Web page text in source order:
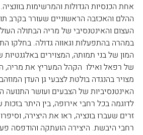
אחת הכנסיות הגדולות והמרשימות בוונציה.
ההלם והאכזבה הראשוניים שעורר בקרב
העצום והאינטנסיבי של מריה הבתולה
במהרה בהתפעלות וגאווה גדולה. בחלקו
המון של בני תמותה, המצוירים
של רפאל ואילו  הקהל המעריץ את מריה,
מצויר בהנגדה בולטת לצבעי גן העדן
האינטנסיביות של הצבעים ועושר התנועה
לדוגמה בכל רחבי אירופה, בין היתר בזכות
זרים שעברו בונציה, ראו את היצירה,
רחבי היבשת. היצירה הועתקה והודפסה